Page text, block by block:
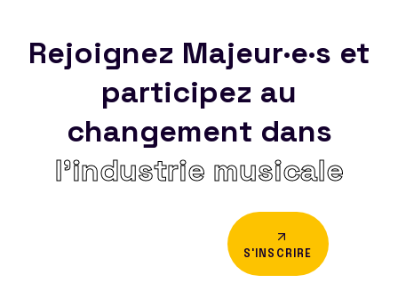
Rejoignez Majeur·e·s et
participez au
changement dans
l’industrie musicale
S'INSCRIRE